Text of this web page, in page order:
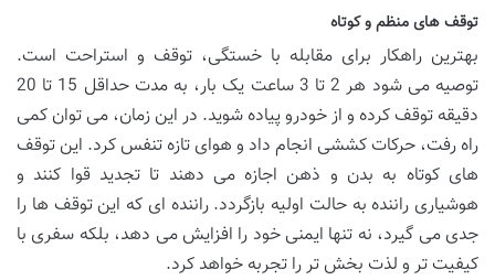
توقف های منظم و کوتاه
بهترین راهکار برای مقابله با خستگی، توقف و استراحت است.
توصیه می شود هر 2 تا 3 ساعت یک بار، به مدت حداقل 15 تا 20
دقیقه توقف کرده و از خودرو پیاده شوید. در این زمان، می توان کمی
راه رفت، حرکات کششی انجام داد و هوای تازه تنفس کرد. این توقف
های کوتاه به بدن و ذهن اجازه می دهند تا تجدید قوا کنند و
هوشیاری راننده به حالت اولیه بازگردد. راننده ای که این توقف ها را
جدی می گیرد، نه تنها ایمنی خود را افزایش می دهد، بلکه سفری با
کیفیت تر و لذت بخش تر را تجربه خواهد کرد.